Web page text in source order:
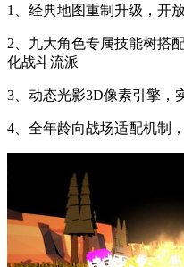
1、经典地图重制升级，开
2、九大角色专属技能树搭
化战斗流派
3、动态光影3D像素引擎，
4、全年龄向战场适配机制